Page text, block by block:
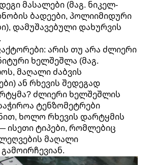
მასალები (მაგ. ნიკელ-
ბადეები, პოლიიმიდური
დამუშავებული დახურვის
არის თუ არა ძლიერი
ხელშეშლა (მაგ.
მაღალი ძაბვის
ან რხევის შედეგად
ძლიერი ხელშეშლის
ტენზომეტრები
ხოლო რხევის დარტყმის
ისეთი ტიპები, რომლებიც
მაღალი